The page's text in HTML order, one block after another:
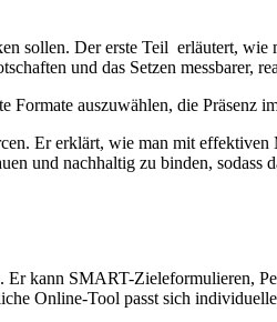
sollen. Der erste Teil erläutert,
und das Setzen messbarer,
auszuwählen, die Präsenz
Er erklärt, wie man mit
und nachhaltig zu binden, sodass
kann SMART-Zieleformulieren,
Online-Tool passt sich